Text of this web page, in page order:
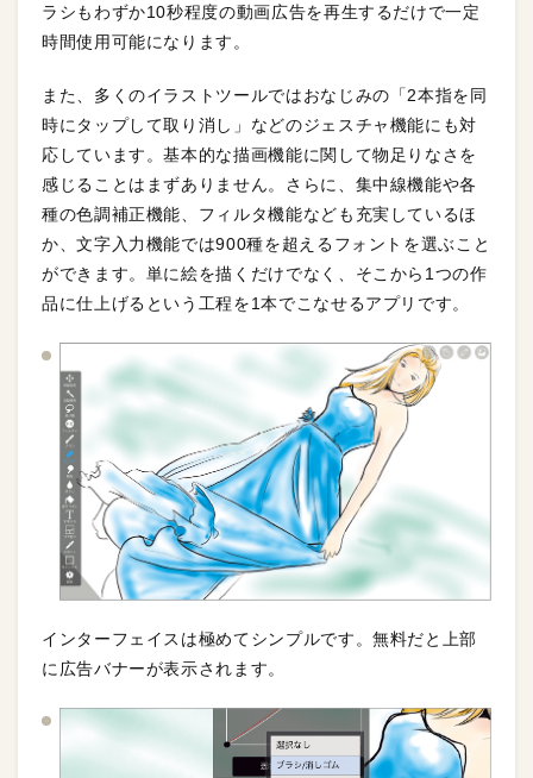
ラシもわずか10秒程度の動画広告を再生するだけで一定
時間使用可能になります。
また、多くのイラストツールではおなじみの「2本指を同
時にタップして取り消し」などのジェスチャ機能にも対
応しています。基本的な描画機能に関して物足りなさを
感じることはまずありません。さらに、集中線機能や各
種の色調補正機能、フィルタ機能なども充実しているほ
か、文字入力機能では900種を超えるフォントを選ぶこと
ができます。単に絵を描くだけでなく、そこから1つの作
品に仕上げるという工程を1本でこなせるアプリです。
インターフェイスは極めてシンプルです。無料だと上部
に広告バナーが表示されます。